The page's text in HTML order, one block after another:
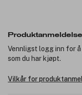
Vennligst logg inn for
som du har kjøpt.
Vilkår for